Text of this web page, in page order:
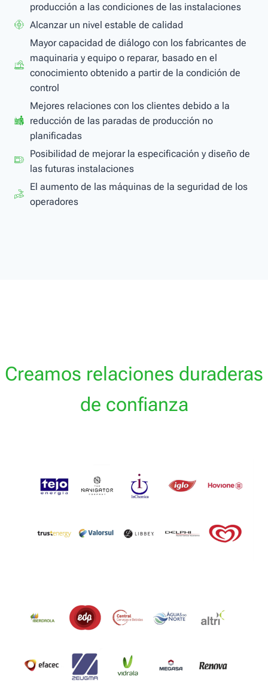
producción a las condiciones de las instalaciones
Alcanzar un nivel estable de calidad
Mayor capacidad de diálogo con los fabricantes de
maquinaria y equipo o reparar, basado en el
conocimiento obtenido a partir de la condición de
control
Mejores relaciones con los clientes debido a la
reducción de las paradas de producción no
planificadas
Posibilidad de mejorar la especificación y diseño de
las futuras instalaciones
El aumento de las máquinas de la seguridad de los
operadores
Creamos relaciones duraderas
de confianza